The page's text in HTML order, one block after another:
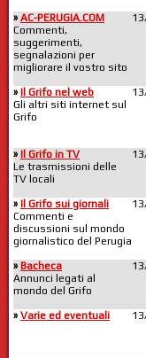
» AC-PERUGIA.COM
Commenti,
suggerimenti,
segnalazioni per
migliorare il vostro sito
» Il Grifo nel web
Gli altri siti internet sul
Grifo
» Il Grifo in TV
Le trasmissioni delle
TV locali
» Il Grifo sui giornali
Commenti e
discussioni sul mondo
giornalistico del Perugia
» Bacheca
Annunci legati al
mondo del Grifo
» Varie ed eventuali